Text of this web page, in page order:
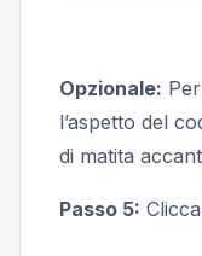
Opzionale:
l’aspetto del
di matita
Passo 5: